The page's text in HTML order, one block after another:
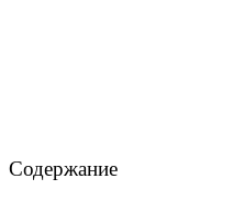
Содержание